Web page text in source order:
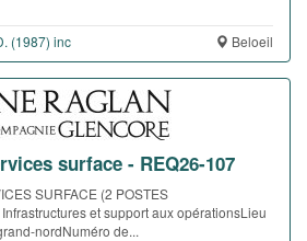
(1987) inc Beloeil
surface - REQ26-107
SURFACE (2 POSTES
et support aux opérationsLieu
nordNuméro de...